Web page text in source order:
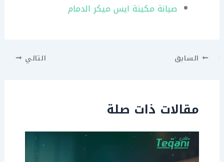
صيانة مكينة ايس ميكر الدمام
السابق التالي
مقالات ذات صلة